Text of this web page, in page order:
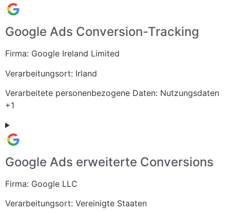
Google Ads Conversion-Tracking
Firma: Google Ireland Limited
Verarbeitungsort: Irland
Verarbeitete personenbezogene Daten: Nutzungsdaten
+1
Google Ads erweiterte Conversions
Firma: Google LLC
Verarbeitungsort: Vereinigte Staaten